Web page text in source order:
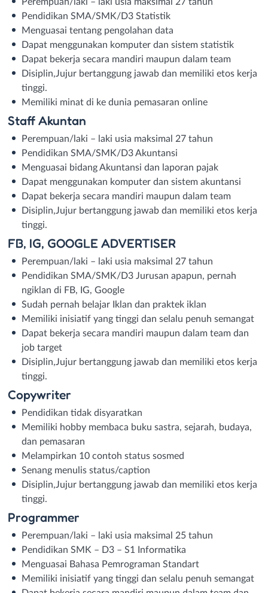
Pendidikan SMA/SMK/D3 Statistik
Menguasai tentang pengolahan data
Dapat menggunakan komputer dan sistem statistik
Dapat bekerja secara mandiri maupun dalam team
Disiplin,Jujur bertanggung jawab dan memiliki etos kerja
tinggi.
Memiliki minat di ke dunia pemasaran online
Staff Akuntan
Perempuan/laki – laki usia maksimal 27 tahun
Pendidikan SMA/SMK/D3 Akuntansi
Menguasai bidang Akuntansi dan laporan pajak
Dapat menggunakan komputer dan sistem akuntansi
Dapat bekerja secara mandiri maupun dalam team
Disiplin,Jujur bertanggung jawab dan memiliki etos kerja
tinggi.
FB, IG, GOOGLE ADVERTISER
Perempuan/laki – laki usia maksimal 27 tahun
Pendidikan SMA/SMK/D3 Jurusan apapun, pernah
ngiklan di FB, IG, Google
Sudah pernah belajar Iklan dan praktek iklan
Memiliki inisiatif yang tinggi dan selalu penuh semangat
Dapat bekerja secara mandiri maupun dalam team dan
job target
Disiplin,Jujur bertanggung jawab dan memiliki etos kerja
tinggi.
Copywriter
Pendidikan tidak disyaratkan
Memiliki hobby membaca buku sastra, sejarah, budaya,
dan pemasaran
Melampirkan 10 contoh status sosmed
Senang menulis status/caption
Disiplin,Jujur bertanggung jawab dan memiliki etos kerja
tinggi.
Programmer
Perempuan/laki – laki usia maksimal 25 tahun
Pendidikan SMK – D3 – S1 Informatika
Menguasai Bahasa Pemrograman Standart
Memiliki inisiatif yang tinggi dan selalu penuh semangat